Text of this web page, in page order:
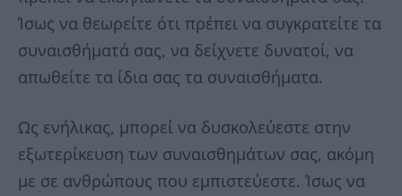
Ίσως να θεωρείτε ότι πρέπει να συγκρατείτε τα
συναισθήματά σας, να δείχνετε δυνατοί, να
απωθείτε τα ίδια σας τα συναισθήματα.
Ως ενήλικας, μπορεί να δυσκολεύεστε στην
εξωτερίκευση των συναισθημάτων σας, ακόμη
με σε ανθρώπους που εμπιστεύεστε. Ίσως να